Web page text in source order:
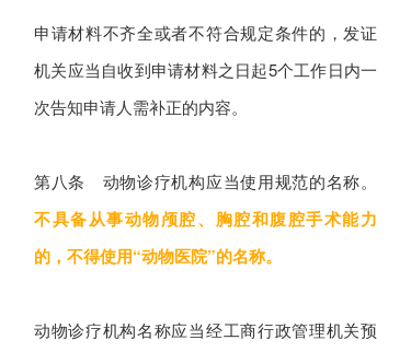
申请材料不齐全或者不符合规定条件的，发证
机关应当自收到申请材料之日起5个工作日内一
次告知申请人需补正的内容。
第八条 动物诊疗机构应当使用规范的名称。
不具备从事动物颅腔、胸腔和腹腔手术能力
的，不得使用“动物医院”的名称。
动物诊疗机构名称应当经工商行政管理机关预